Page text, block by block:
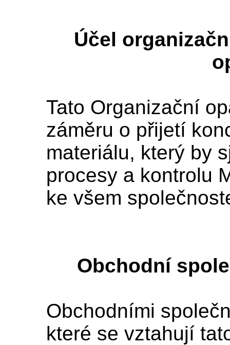
Účel
Tato Organizační
záměru o přijetí
materiálu, který by
procesy a kontrolu
ke všem
Obchodní
Obchodními
které se vztahují